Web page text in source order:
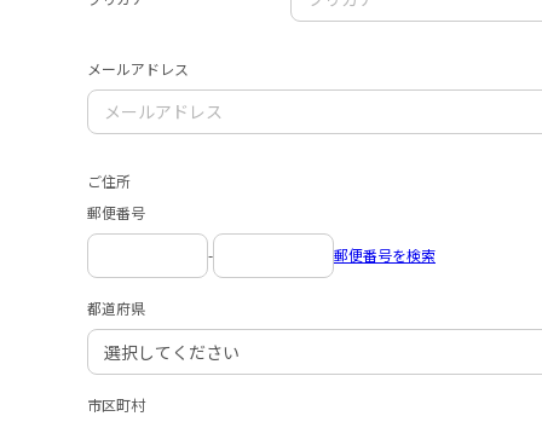
メールアドレス
ご住所
郵便番号
- 郵便番号を検索
都道府県
市区町村